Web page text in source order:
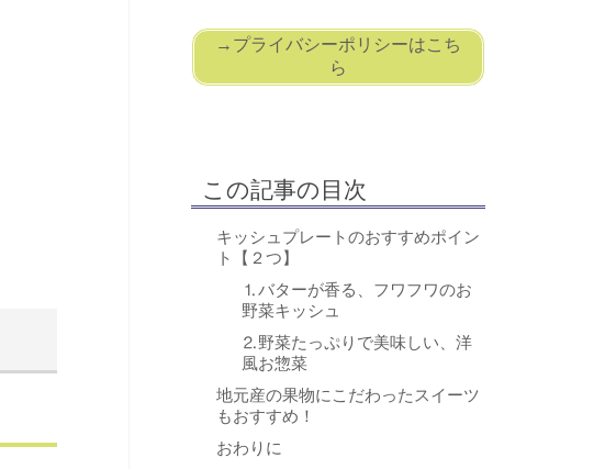
→プライバシーポリシーはこち
ら
この記事の目次
キッシュプレートのおすすめポイン
ト【２つ】
⒈バターが香る、フワフワのお
野菜キッシュ
⒉野菜たっぷりで美味しい、洋
風お惣菜
地元産の果物にこだわったスイーツ
もおすすめ！
おわりに